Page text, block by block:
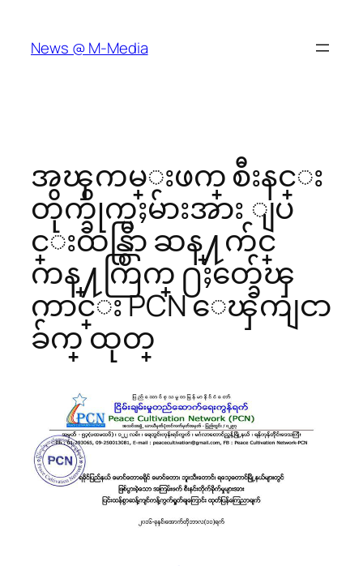
content
News @ M-Media
အၾကမ္းဖက္ စီးနင္း
တိုက္ခိုက္မႈမ်ားအား ျပ
င္းထန္စြာ ဆန္႔က်င္
ကန္႔ကြက္ ႐ႈတ္ခ်ေၾ
ကာင္း PCN ေၾကျငာ
ခ်က္ ထုတ္